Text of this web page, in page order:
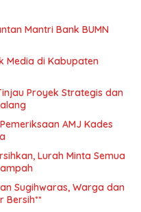
Mantri Bank BUMN
Media di Kabupaten
Proyek Strategis dan
AMJ Kades
Lurah Minta Semua
Sugihwaras, Warga dan
Bersih**